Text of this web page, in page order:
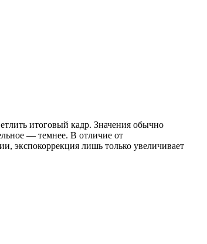
итоговый кадр. Значения обычно
— темнее. В отличие от
экспокоррекция лишь только увеличивает